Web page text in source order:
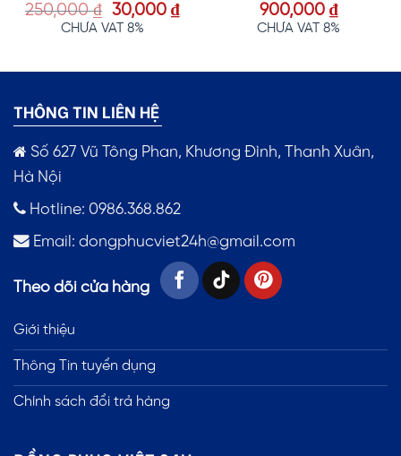
Được xếp
hạng5.00
250,000₫ Giá
gốc
30,000 ₫Giá
CHƯA VAT 8%
Được xếp
hạng5.00
900,000 ₫
CHƯA VAT 8%
THÔNG TIN LIÊN HỆ
Số 627 Vũ Tông Phan, Khương Đình, Thanh Xuân,
Hà Nội
Hotline: 0986.368.862
Email: dongphucviet24h@gmail.com
Theo dõi cửa hàng
Giới thiệu
Thông Tin tuyển dụng
Chính sách đổi trả hàng